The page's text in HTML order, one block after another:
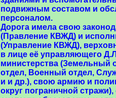
подвижным составом и
персоналом.
Дорога имела свою
(Правление КВЖД) и
(Управление КВЖД),
в лице её управляющего
министерства (Земельный
отдел, Военный отдел,
и и др.), свою армию и
округ пограничной